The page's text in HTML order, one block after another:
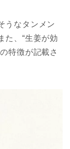
うなタンメン
た、“生姜が効
特徴が記載さ